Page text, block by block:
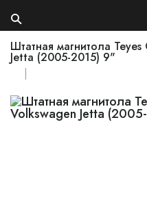
Штатная магнитола
Jetta (2005-2015) 9"